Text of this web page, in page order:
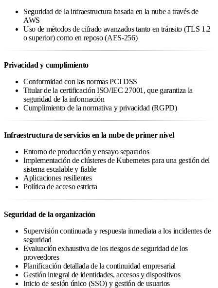
Seguridad de la infraestructura basada en la nube a través de
AWS
Uso de métodos de cifrado avanzados tanto en tránsito (TLS 1.2
o superior) como en reposo (AES-256)
Privacidad y cumplimiento
Conformidad con las normas PCI DSS
Titular de la certificación ISO/IEC 27001, que garantiza la
seguridad de la información
Cumplimiento de la normativa y privacidad (RGPD)
Infraestructura de servicios en la nube de primer nivel
Entorno de producción y ensayo separados
Implementación de clústeres de Kubernetes para una gestión del
sistema escalable y fiable
Aplicaciones resilientes
Política de acceso estricta
Seguridad de la organización
Supervisión continuada y respuesta inmediata a los incidentes de
seguridad
Evaluación exhaustiva de los riesgos de seguridad de los
proveedores
Planificación detallada de la continuidad empresarial
Gestión integral de identidades, accesos y dispositivos
Inicio de sesión único (SSO) y gestión de usuarios